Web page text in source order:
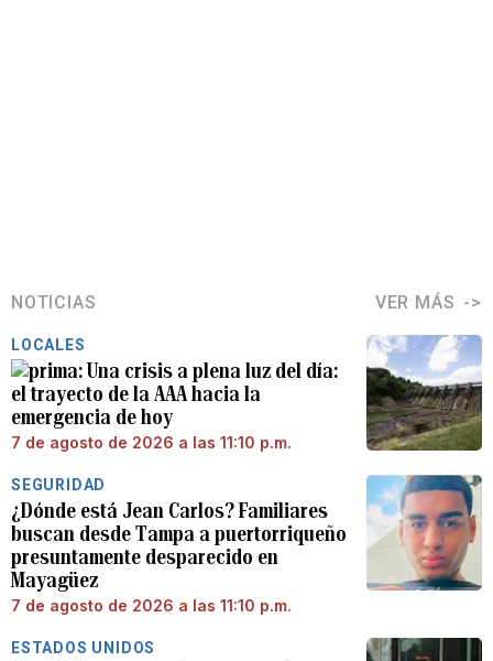
NOTICIAS VER MÁS
LOCALES
Una crisis a plena luz del día:
el trayecto de la AAA hacia la
emergencia de hoy
7 de agosto de 2026 a las 11:10 p.m.
SEGURIDAD
¿Dónde está Jean Carlos? Familiares
buscan desde Tampa a puertorriqueño
presuntamente desparecido en
Mayagüez
7 de agosto de 2026 a las 11:10 p.m.
ESTADOS UNIDOS